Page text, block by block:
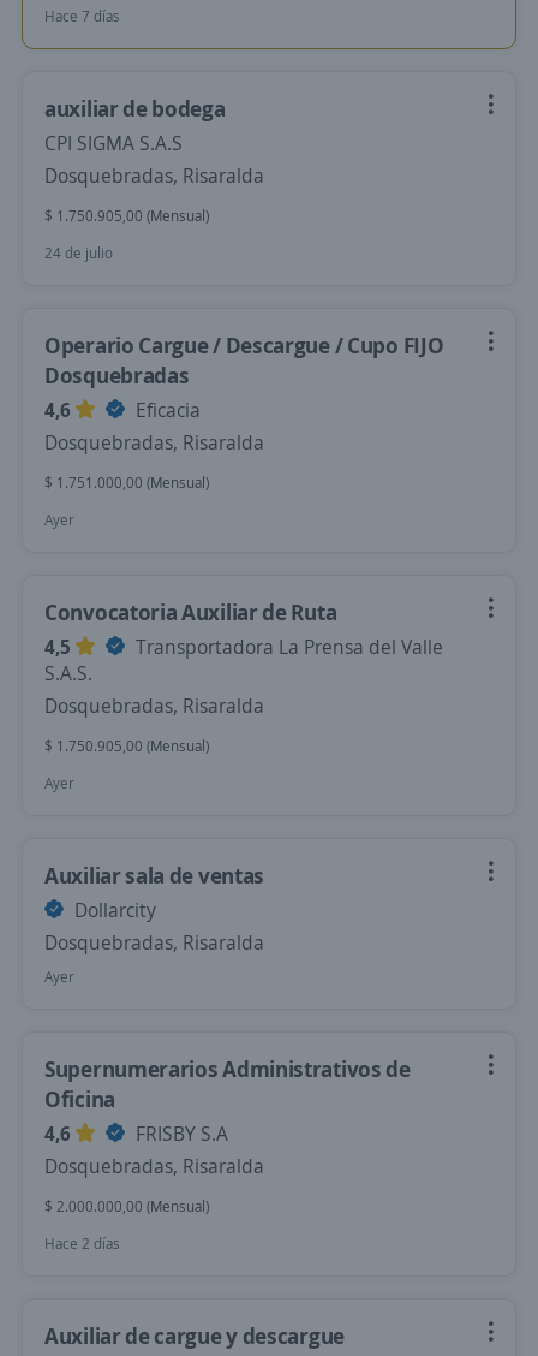
Hace 7 días
auxiliar de bodega
CPI SIGMA S.A.S
Dosquebradas, Risaralda
$ 1.750.905,00 (Mensual)
24 de julio
Operario Cargue / Descargue / Cupo FIJO
Dosquebradas
4,6
Eficacia
Dosquebradas, Risaralda
$ 1.751.000,00 (Mensual)
Ayer
Convocatoria Auxiliar de Ruta
4,5
Transportadora La Prensa del Valle
S.A.S.
Dosquebradas, Risaralda
$ 1.750.905,00 (Mensual)
Ayer
Auxiliar sala de ventas
Dollarcity
Dosquebradas, Risaralda
Ayer
Supernumerarios Administrativos de
Oficina
4,6
FRISBY S.A
Dosquebradas, Risaralda
$ 2.000.000,00 (Mensual)
Hace 2 días
Auxiliar de cargue y descargue